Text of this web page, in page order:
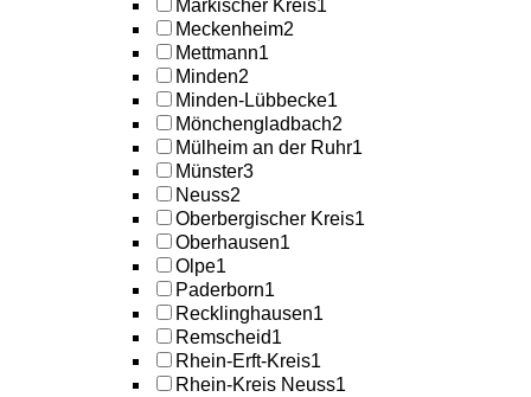
Märkischer Kreis1
Meckenheim2
Mettmann1
Minden2
Minden-Lübbecke1
Mönchengladbach2
Mülheim an der Ruhr1
Münster3
Neuss2
Oberbergischer Kreis1
Oberhausen1
Olpe1
Paderborn1
Recklinghausen1
Remscheid1
Rhein-Erft-Kreis1
Rhein-Kreis Neuss1